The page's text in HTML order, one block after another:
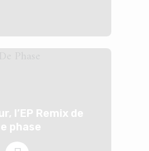
l’EP Remix de
phase